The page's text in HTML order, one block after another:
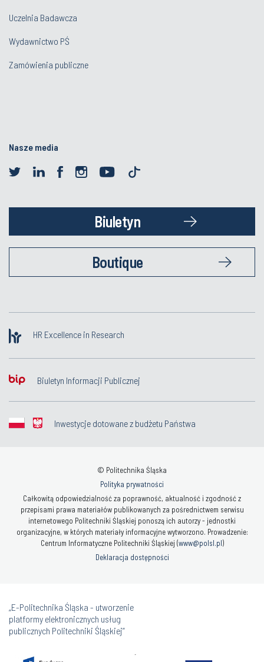
Uczelnia Badawcza
Wydawnictwo PŚ
Zamówienia publiczne
Nasze media
Biuletyn
Boutique
HR Excellence in Research
Biuletyn Informacji Publicznej
Inwestycje dotowane z budżetu Państwa
© Politechnika Śląska
Polityka prywatności
Całkowitą odpowiedzialność za poprawność, aktualność i zgodność z
przepisami prawa materiałów publikowanych za pośrednictwem serwisu
internetowego Politechniki Śląskiej ponoszą ich autorzy - jednostki
organizacyjne, w których materiały informacyjne wytworzono. Prowadzenie:
Centrum Informatyczne Politechniki Śląskiej (www@polsl.pl)
Deklaracja dostępności
„E-Politechnika Śląska - utworzenie
platformy elektronicznych usług
publicznych Politechniki Śląskiej”